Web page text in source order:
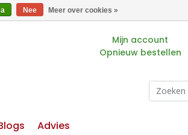
Mijn account
Opnieuw bestellen
Advies
Nee Meer over cookies »